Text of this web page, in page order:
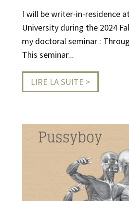
I will be writer-in-residence
University during the 2024
my doctoral seminar :
This seminar...
LIRE LA SUITE >